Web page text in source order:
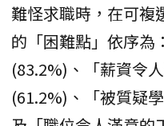
難怪求職時，在可複
的「困難點」依序為
(83.2%)、「薪資令
(61.2%)、「被質疑